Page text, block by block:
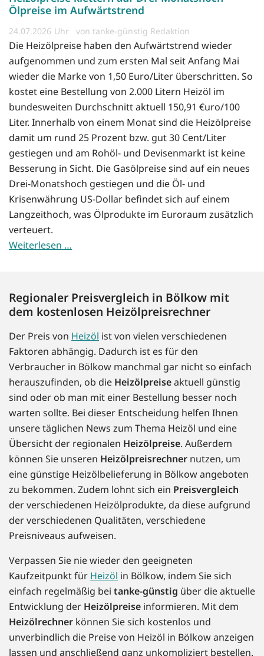
Ölpreise im Aufwärtstrend
24.07.2026 von tanke-günstig Redaktion
Die Heizölpreise haben den Aufwärtstrend wieder
aufgenommen und zum ersten Mal seit Anfang Mai
wieder die Marke von 1,50 Euro/Liter überschritten. So
kostet eine Bestellung von 2.000 Litern Heizöl im
bundesweiten Durchschnitt aktuell 150,91 €uro/100
Liter. Innerhalb von einem Monat sind die Heizölpreise
damit um rund 25 Prozent bzw. gut 30 Cent/Liter
gestiegen und am Rohöl- und Devisenmarkt ist keine
Besserung in Sicht. Die Gasölpreise sind auf ein neues
Drei-Monatshoch gestiegen und die Öl- und
Krisenwährung US-Dollar befindet sich auf einem
Langzeithoch, was Ölprodukte im Euroraum zusätzlich
verteuert.
Weiterlesen …
Regionaler Preisvergleich in Bölkow mit
dem kostenlosen Heizölpreisrechner
Der Preis von Heizöl ist von vielen verschiedenen
Faktoren abhängig. Dadurch ist es für den
Verbraucher in Bölkow manchmal gar nicht so einfach
herauszufinden, ob die Heizölpreiseaktuell günstig
sind oder ob man mit einer Bestellung besser noch
warten sollte. Bei dieser Entscheidung helfen Ihnen
unsere täglichen News zum Thema Heizöl und eine
Übersicht der regionalen Heizölpreise. Außerdem
können Sie unseren Heizölpreisrechner nutzen, um
eine günstige Heizölbelieferung in Bölkow angeboten
zu bekommen. Zudem lohnt sich ein Preisvergleich
der verschiedenen Heizölprodukte, da diese aufgrund
der verschiedenen Qualitäten, verschiedene
Preisniveaus aufweisen.
Verpassen Sie nie wieder den geeigneten
Kaufzeitpunkt für Heizöl in Bölkow, indem Sie sich
einfach regelmäßig bei tanke-günstig über die aktuelle
Entwicklung der Heizölpreise informieren. Mit dem
Heizölrechner können Sie sich kostenlos und
unverbindlich die Preise von Heizöl in Bölkow anzeigen
lassen und anschließend ganz unkompliziert bestellen.